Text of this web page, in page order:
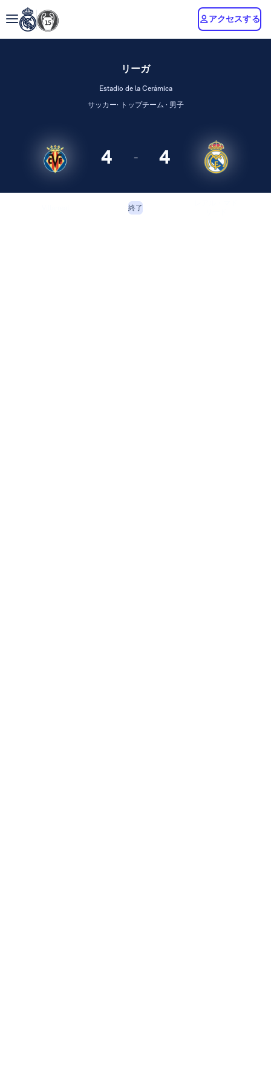
アクセスする
リーガ
Estadio de la Cerámica
サッカー· トップチーム · 男子
4 - 4
終了